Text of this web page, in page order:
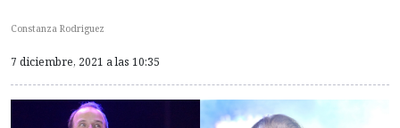
Constanza Rodriguez
7 diciembre, 2021 a las 10:35